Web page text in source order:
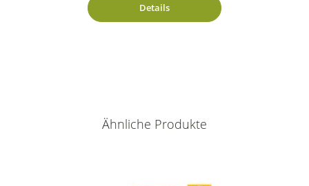
Details
Ähnliche Produkte